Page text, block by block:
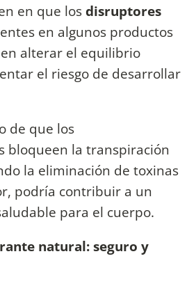
en que losdisruptores
en algunos productos
alterar el equilibrio
el riesgo de desarrollar
de que los
bloqueen la transpiración
la eliminación de toxinas
podría contribuir a un
para el cuerpo.
natural: seguro y